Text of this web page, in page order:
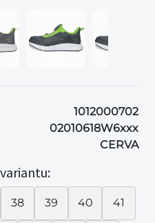
1012000702
02010618W6xxx
CERVA
38 39 40 41